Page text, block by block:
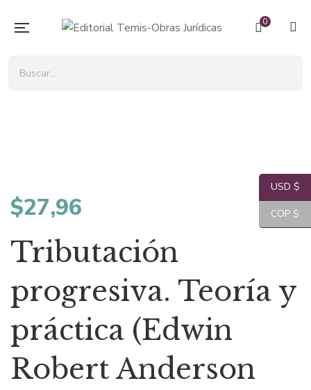
0
$27,96
Tributación
progresiva. Teoría y
práctica (Edwin
Robert Anderson
USD $
COP $